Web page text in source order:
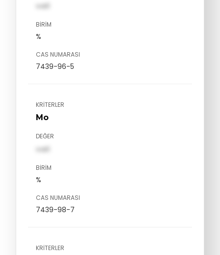
val1
BIRIM
%
CAS NUMARASI
7439-96-5
KRITERLER
Mo
DEĞER
val1
BIRIM
%
CAS NUMARASI
7439-98-7
KRITERLER